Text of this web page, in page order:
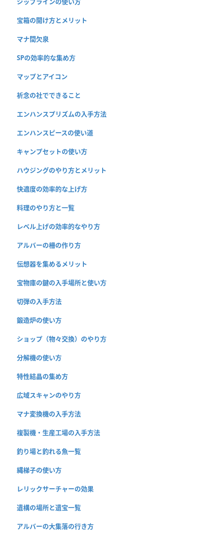
宝箱の開け方とメリット
マナ間欠泉
SPの効率的な集め方
マップとアイコン
祈念の社でできること
エンハンスプリズムの入手方法
エンハンスピースの使い道
キャンプセットの使い方
ハウジングのやり方とメリット
快適度の効率的な上げ方
料理のやり方と一覧
レベル上げの効率的なやり方
アルバーの柵の作り方
伝想器を集めるメリット
宝物庫の鍵の入手場所と使い方
切弾の入手方法
鍛造炉の使い方
ショップ（物々交換）のやり方
分解機の使い方
特性結晶の集め方
広域スキャンのやり方
マナ変換機の入手方法
複製機・生産工場の入手方法
釣り場と釣れる魚一覧
縄梯子の使い方
レリックサーチャーの効果
遺構の場所と遺宝一覧
アルバーの大集落の行き方